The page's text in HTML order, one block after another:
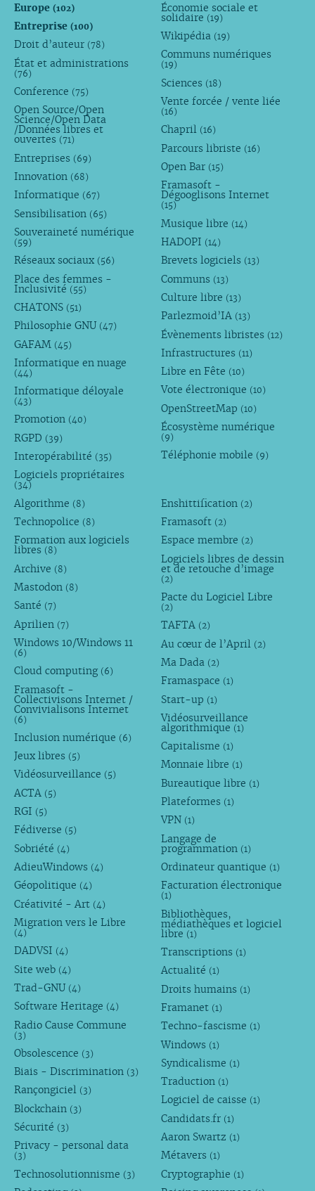
Europe (102)
Entreprise (100)
Droit d’auteur (78)
État et administrations
(76)
Conference (75)
Open Source/Open
Science/Open Data
/Données libres et
ouvertes (71)
Entreprises (69)
Innovation (68)
Informatique (67)
Sensibilisation (65)
Souveraineté numérique
(59)
Réseaux sociaux (56)
Place des femmes -
Inclusivité (55)
CHATONS (51)
Philosophie GNU (47)
GAFAM (45)
Informatique en nuage
(44)
Informatique déloyale
(43)
Promotion (40)
RGPD (39)
Interopérabilité (35)
Logiciels propriétaires
(34)
Économie sociale et
solidaire (19)
Wikipédia (19)
Communs numériques
(19)
Sciences (18)
Vente forcée / vente liée
(16)
Chapril (16)
Parcours libriste (16)
Open Bar (15)
Framasoft -
Dégooglisons Internet
(15)
Musique libre (14)
HADOPI (14)
Brevets logiciels (13)
Communs (13)
Culture libre (13)
Parlezmoid’IA (13)
Évènements libristes (12)
Infrastructures (11)
Libre en Fête (10)
Vote électronique (10)
OpenStreetMap (10)
Écosystème numérique
(9)
Téléphonie mobile (9)
Algorithme (8)
Technopolice (8)
Formation aux logiciels
libres (8)
Archive (8)
Mastodon (8)
Santé (7)
Aprilien (7)
Windows 10/Windows 11
(6)
Cloud computing (6)
Framasoft -
Collectivisons Internet /
Convivialisons Internet
(6)
Inclusion numérique (6)
Jeux libres (5)
Vidéosurveillance (5)
ACTA (5)
RGI (5)
Fédiverse (5)
Sobriété (4)
AdieuWindows (4)
Géopolitique (4)
Créativité - Art (4)
Migration vers le Libre
(4)
DADVSI (4)
Site web (4)
Trad-GNU (4)
Software Heritage (4)
Radio Cause Commune
(3)
Obsolescence (3)
Biais - Discrimination (3)
Rançongiciel (3)
Blockchain (3)
Sécurité (3)
Privacy - personal data
(3)
Technosolutionnisme (3)
Enshittification (2)
Framasoft (2)
Espace membre (2)
Logiciels libres de dessin
et de retouche d’image
(2)
Pacte du Logiciel Libre
(2)
TAFTA (2)
Au cœur de l’April (2)
Ma Dada (2)
Framaspace (1)
Start-up (1)
Vidéosurveillance
algorithmique (1)
Capitalisme (1)
Monnaie libre (1)
Bureautique libre (1)
Plateformes (1)
VPN (1)
Langage de
programmation (1)
Ordinateur quantique (1)
Facturation électronique
(1)
Bibliothèques,
médiathèques et logiciel
libre (1)
Transcriptions (1)
Actualité (1)
Droits humains (1)
Framanet (1)
Techno-fascisme (1)
Windows (1)
Syndicalisme (1)
Traduction (1)
Logiciel de caisse (1)
Candidats.fr (1)
Aaron Swartz (1)
Métavers (1)
Cryptographie (1)